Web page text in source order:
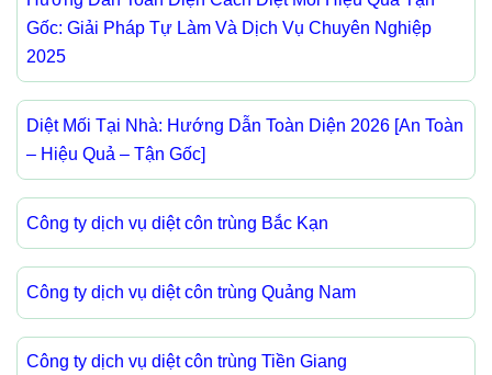
Gốc: Giải Pháp Tự Làm Và Dịch Vụ Chuyên Nghiệp
2025
Diệt Mối Tại Nhà: Hướng Dẫn Toàn Diện 2026 [An Toàn
– Hiệu Quả – Tận Gốc]
Công ty dịch vụ diệt côn trùng Bắc Kạn
Công ty dịch vụ diệt côn trùng Quảng Nam
Công ty dịch vụ diệt côn trùng Tiền Giang